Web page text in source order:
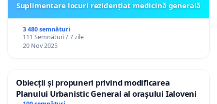
Suplimentare locuri rezidențiat medicină generală
3 480 semnături
111 Semnături / 7 zile
20 Nov 2025
Obiecții și propuneri privind modificarea
Planului Urbanistic General al orașului Ialoveni